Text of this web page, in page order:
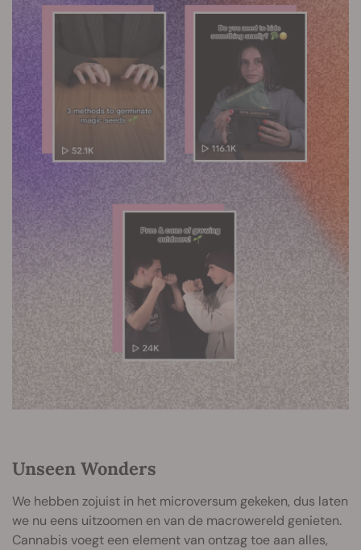
Unseen Wonders
We hebben zojuist in het microversum gekeken, dus laten
we nu eens uitzoomen en van de macrowereld genieten.
Cannabis voegt een element van ontzag toe aan alles,